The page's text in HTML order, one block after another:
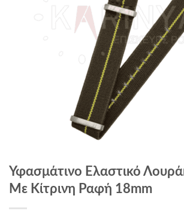
Υφασμάτινο Ελαστικό
Με Κίτρινη Ραφή 18mm